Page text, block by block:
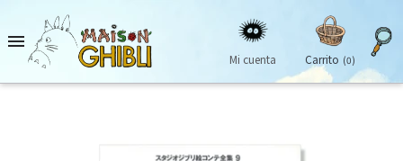

Mi cuenta Carrito (0)